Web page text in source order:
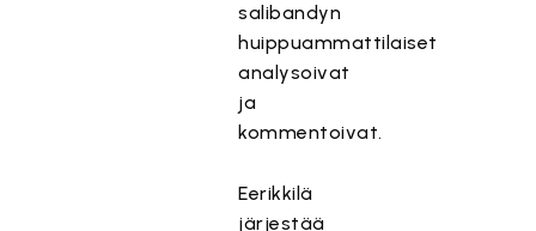
salibandyn
huippuammattilaiset
analysoivat
ja
kommentoivat.
Eerikkilä
järjestää